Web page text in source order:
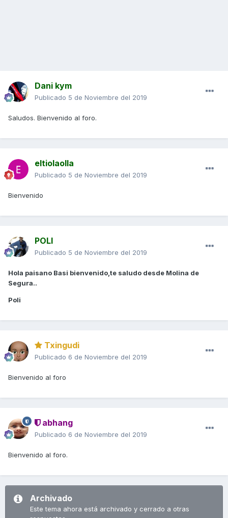
Dani kym
Publicado 5 de Noviembre del 2019
Saludos. Bienvenido al foro.
eltiolaolla
Publicado 5 de Noviembre del 2019
Bienvenido
POLI
Publicado 5 de Noviembre del 2019
Hola paisano Basi bienvenido,te saludo desde Molina de
Segura..
Poli
Txingudi
Publicado 6 de Noviembre del 2019
Bienvenido al foro
abhang
Publicado 6 de Noviembre del 2019
Bienvenido al foro.
Archivado
Este tema ahora está archivado y cerrado a otras